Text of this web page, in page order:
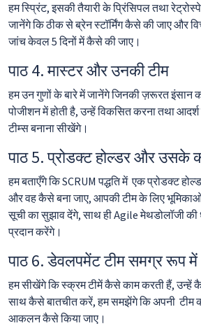
हम स्प्रिंट, इसकी तैयारी के प्रिंसिपल तथा
जानेंगे कि ठीक से ब्रेन स्टॉर्मिंग कैसे की जाए और
जांच केवल 5 दिनों में कैसे की जाए।
पाठ 4. मास्टर और उनकी टीम
हम उन गुणों के बारे में जानेंगे जिनकी ज़रूरत इंसान
पोजीशन में होती है, उन्हें विकसित करना तथा
टीम्स बनाना सीखेंगे।
पाठ 5. प्रोडक्ट होल्डर और उसके
हम बताएँगे कि SCRUM पद्धति में एक प्रोडक्ट
और वह कैसे बना जाए, आपकी टीम के लिए भूमिकाओं
सूची का सुझाव देंगे, साथ ही Agile मेथडोलॉजी की
प्रदान करेंगे।
पाठ 6. डेवलपमेंट टीम समग्र रूप में
हम सीखेंगे कि स्क्रम टीमें कैसे काम करती हैं,
साथ कैसे बातचीत करें, हम समझेंगे कि अपनी टीम
आकलन कैसे किया जाए।